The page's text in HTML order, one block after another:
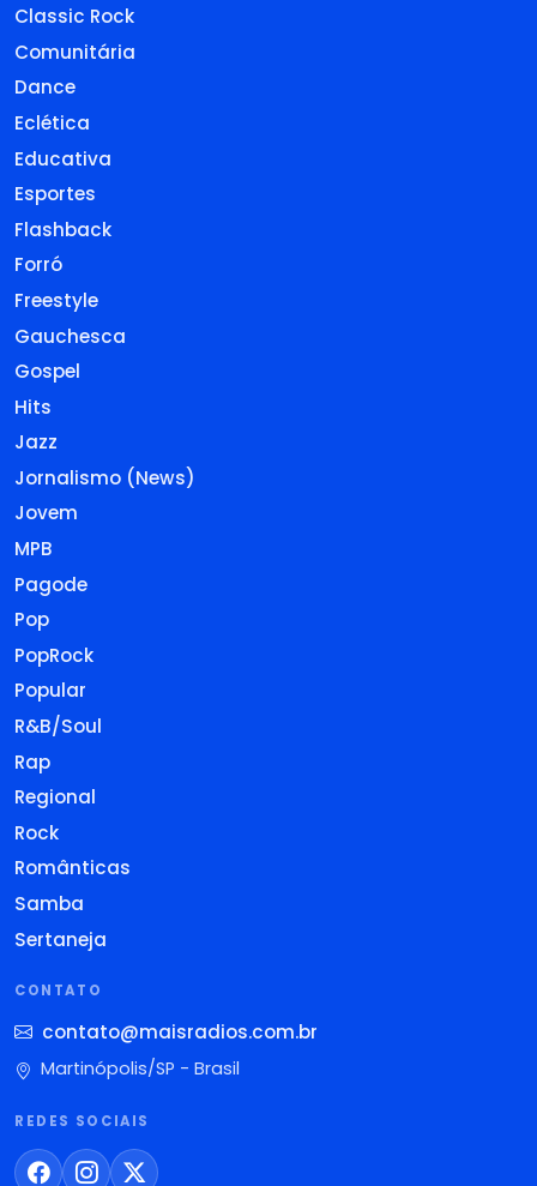
Classic Rock
Comunitária
Dance
Eclética
Educativa
Esportes
Flashback
Forró
Freestyle
Gauchesca
Gospel
Hits
Jazz
Jornalismo (News)
Jovem
MPB
Pagode
Pop
PopRock
Popular
R&B/Soul
Rap
Regional
Rock
Românticas
Samba
Sertaneja
CONTATO
contato@maisradios.com.br
Martinópolis/SP - Brasil
REDES SOCIAIS